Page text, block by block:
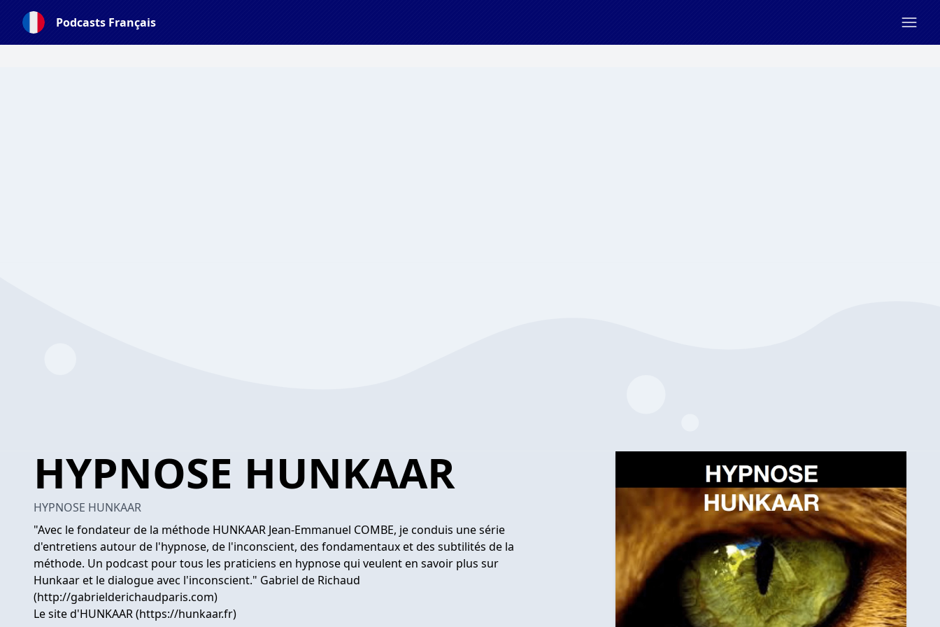
Podcasts Français
HYPNOSE HUNKAAR
HYPNOSE HUNKAAR
"Avec le fondateur de la méthode HUNKAAR Jean-Emmanuel COMBE, je conduis une série
d'entretiens autour de l'hypnose, de l'inconscient, des fondamentaux et des subtilités de la
méthode. Un podcast pour tous les praticiens en hypnose qui veulent en savoir plus sur
Hunkaar et le dialogue avec l'inconscient." Gabriel de Richaud
(http://gabrielderichaudparis.com)
Le site d'HUNKAAR (https://hunkaar.fr)